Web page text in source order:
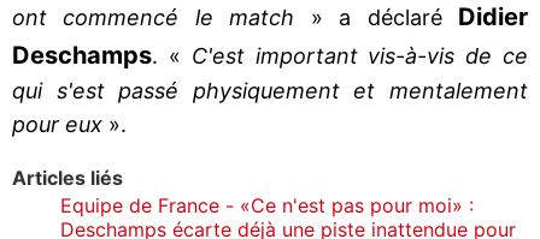
ont commencé le match » a déclaré Didier
Deschamps. « C'est important vis-à-vis de ce
qui s'est passé physiquement et mentalement
pour eux ».
Articles liés
Equipe de France - «Ce n'est pas pour moi» :
Deschamps écarte déjà une piste inattendue pour